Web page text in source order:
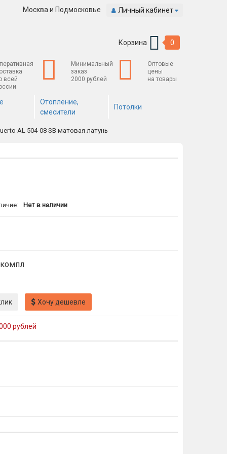
Москва и Подмосковье Личный кабинет
Корзина 0
всей
Минимальный
заказ
2000 рублей
Оптовые
цены
на товары
Отопление,
смесители
Потолки
AL 504-08 SB матовая латунь
Нет в наличии
Хочу дешевле
рублей